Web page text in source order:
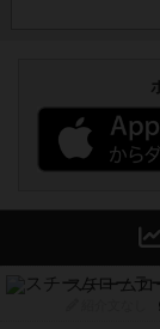
スチームロ